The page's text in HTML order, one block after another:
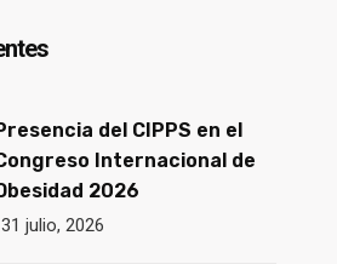
del CIPPS en el
Internacional de
2026
31 julio, 2026